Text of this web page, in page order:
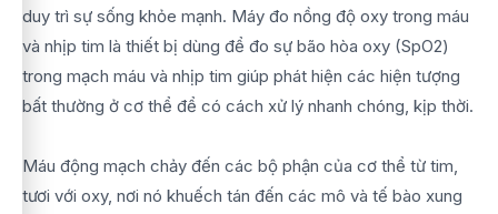
duy trì sự sống khỏe mạnh. Máy đo nồng độ oxy trong máu
và nhịp tim là thiết bị dùng để đo sự bão hòa oxy (SpO2)
trong mạch máu và nhịp tim giúp phát hiện các hiện tượng
bất thường ở cơ thể để có cách xử lý nhanh chóng, kịp thời.
Máu động mạch chảy đến các bộ phận của cơ thể từ tim,
tươi với oxy, nơi nó khuếch tán đến các mô và tế bào xung